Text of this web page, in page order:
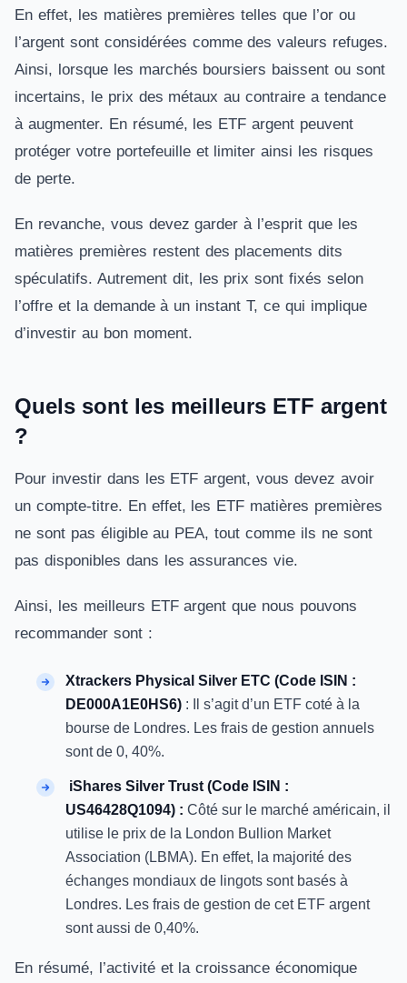
En effet, les matières premières telles que l’or ou
l’argent sont considérées comme des valeurs refuges.
Ainsi, lorsque les marchés boursiers baissent ou sont
incertains, le prix des métaux au contraire a tendance
à augmenter. En résumé, les ETF argent peuvent
protéger votre portefeuille et limiter ainsi les risques
de perte.
En revanche, vous devez garder à l’esprit que les
matières premières restent des placements dits
spéculatifs. Autrement dit, les prix sont fixés selon
l’offre et la demande à un instant T, ce qui implique
d’investir au bon moment.
Quels sont les meilleurs ETF argent
?
Pour investir dans les ETF argent, vous devez avoir
un compte-titre. En effet, les ETF matières premières
ne sont pas éligible au PEA, tout comme ils ne sont
pas disponibles dans les assurances vie.
Ainsi, les meilleurs ETF argent que nous pouvons
recommander sont :
Xtrackers Physical Silver ETC (Code ISIN :
DE000A1E0HS6) : Il s’agit d’un ETF coté à la
bourse de Londres. Les frais de gestion annuels
sont de 0, 40%.
iShares Silver Trust (Code ISIN :
US46428Q1094) : Côté sur le marché américain, il
utilise le prix de la London Bullion Market
Association (LBMA). En effet, la majorité des
échanges mondiaux de lingots sont basés à
Londres. Les frais de gestion de cet ETF argent
sont aussi de 0,40%.
En résumé, l’activité et la croissance économique